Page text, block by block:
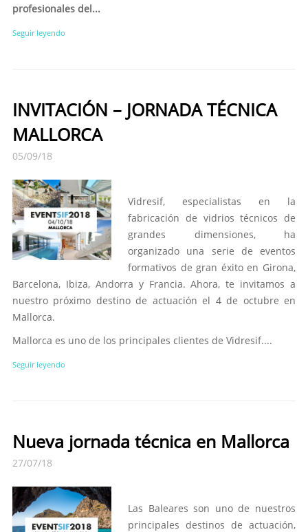
profesionales del...
Seguir leyendo
INVITACIÓN – JORNADA TÉCNICA
MALLORCA
05/09/18
Vidresif, especialistas en la
fabricación de vidrios técnicos de
grandes dimensiones, ha
organizado una serie de eventos
formativos de gran éxito en Girona,
Barcelona, Ibiza, Andorra y Francia. Ahora, te invitamos a
nuestro próximo destino de actuación el 4 de octubre en
Mallorca.
Mallorca es uno de los principales clientes de Vidresif....
Seguir leyendo
Nueva jornada técnica en Mallorca
27/07/18
Las Baleares son uno de nuestros
principales destinos de actuación,